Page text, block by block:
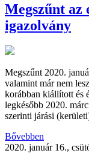
Megszűnt az
igazolvány
Megszűnt 2020.
valamint már nem
korábban kiállított és
legkésőbb 2020.
szerinti járási
Bővebben
2020. január 16.,